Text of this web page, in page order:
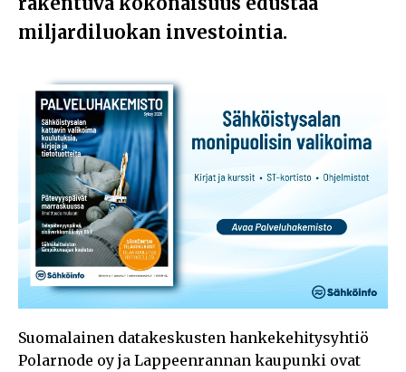
miljardiluokan investointia.
Suomalainen datakeskusten hankekehitysyhtiö
Polarnode oy ja Lappeenrannan kaupunki ovat